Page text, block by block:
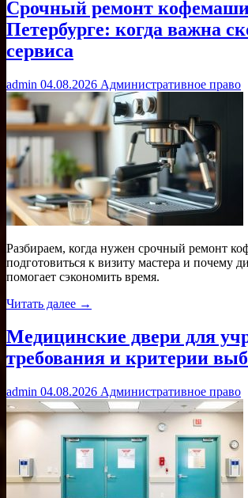
Срочный ремонт
Петербурге: когда важна
сервиса
admin 04.08.2026 Административное право
Разбираем, когда нужен срочный ремонт
подготовиться к визиту мастера и почему
помогает сэкономить время.
Читать далее →
Медицинские двери для
требования и критерии
admin 04.08.2026 Административное право